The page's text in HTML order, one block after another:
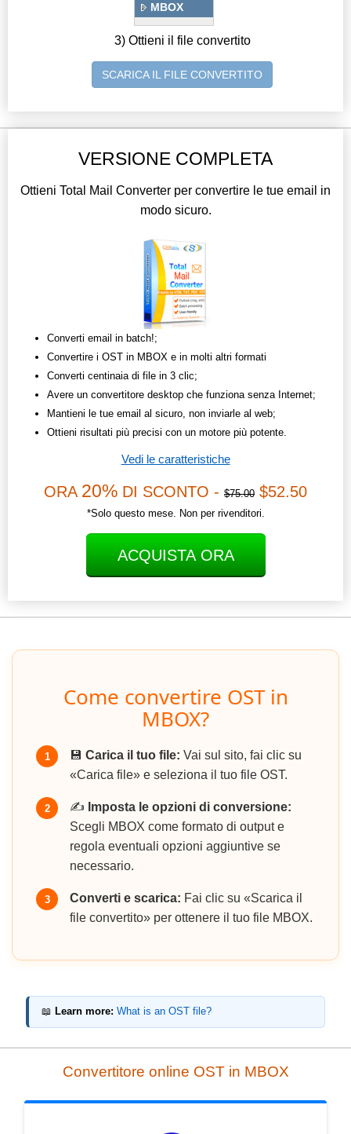
MBOX
3) Ottieni il file convertito
SCARICA IL FILE CONVERTITO
VERSIONE COMPLETA
Ottieni Total Mail Converter per convertire le tue email in
modo sicuro.
Converti email in batch!;
Convertire i OST in MBOX e in molti altri formati
Converti centinaia di file in 3 clic;
Avere un convertitore desktop che funziona senza Internet;
Mantieni le tue email al sicuro, non inviarle al web;
Ottieni risultati più precisi con un motore più potente.
Vedi le caratteristiche
ORA 20% DI SCONTO - $75.00 $52.50
*Solo questo mese. Non per rivenditori.
ACQUISTA ORA
Come convertire OST in
MBOX?
1 💾 Carica il tuo file: Vai sul sito, fai clic su
«Carica file» e seleziona il tuo file OST.
2 ✍️ Imposta le opzioni di conversione:
Scegli MBOX come formato di output e
regola eventuali opzioni aggiuntive se
necessario.
3 Converti e scarica: Fai clic su «Scarica il
file convertito» per ottenere il tuo file MBOX.
📖 Learn more: What is an OST file?
Convertitore online OST in MBOX